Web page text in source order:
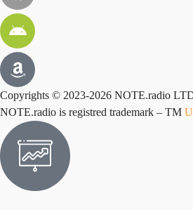
Copyrights © 2023-2026 NOTE.radio
NOTE.radio is registred trademark – TM